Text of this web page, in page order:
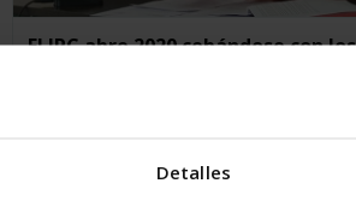
Detalles
El IPC abre 2020 cebándose con
del pasado año….